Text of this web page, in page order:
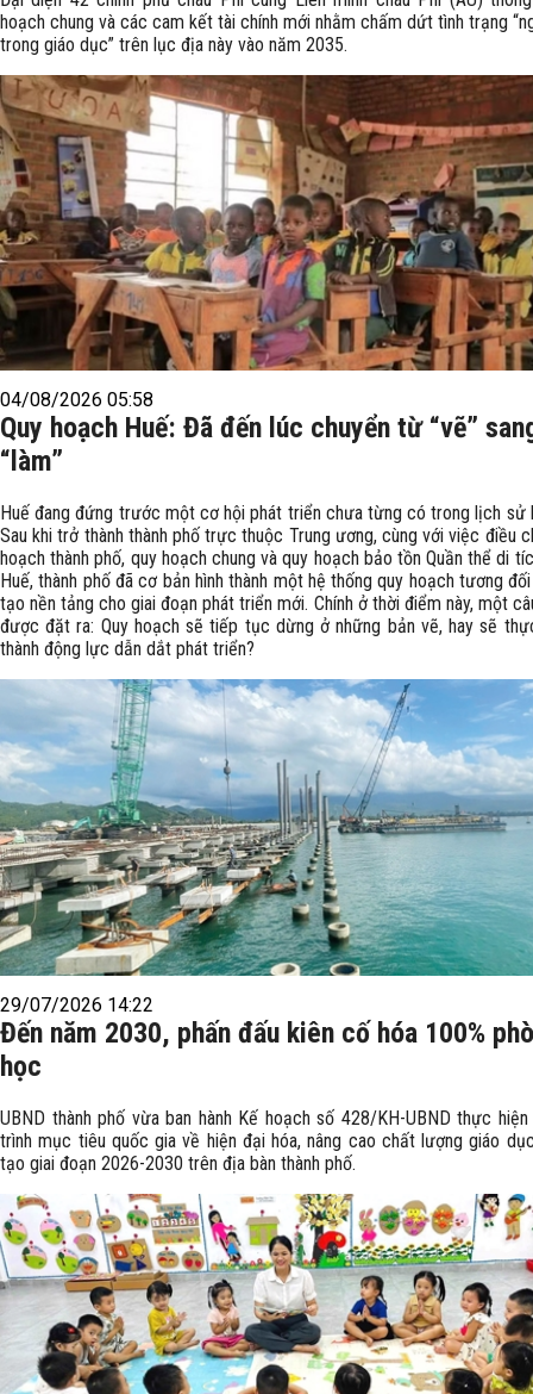
hoạch chung và các cam kết tài chính mới nhằm chấm dứt tình trạng
trong giáo dục” trên lục địa này vào năm 2035.
04/08/2026 05:58
Quy hoạch Huế: Đã đến lúc chuyển từ “vẽ”
“làm”
Huế đang đứng trước một cơ hội phát triển chưa từng có trong lịch sử
Sau khi trở thành thành phố trực thuộc Trung ương, cùng với việc điều
hoạch thành phố, quy hoạch chung và quy hoạch bảo tồn Quần thể di
Huế, thành phố đã cơ bản hình thành một hệ thống quy hoạch tương
tạo nền tảng cho giai đoạn phát triển mới. Chính ở thời điểm này, một
được đặt ra: Quy hoạch sẽ tiếp tục dừng ở những bản vẽ, hay sẽ
thành động lực dẫn dắt phát triển?
29/07/2026 14:22
Đến năm 2030, phấn đấu kiên cố hóa 100%
học
UBND thành phố vừa ban hành Kế hoạch số 428/KH-UBND thực hiện
trình mục tiêu quốc gia về hiện đại hóa, nâng cao chất lượng giáo
tạo giai đoạn 2026-2030 trên địa bàn thành phố.